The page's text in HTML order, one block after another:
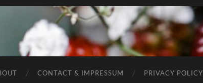
CONTACT & IMPRESSUM PRIVACY POLICY